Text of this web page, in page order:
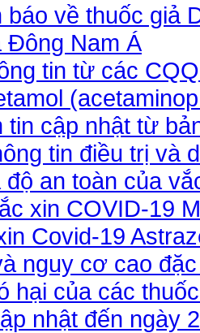
báo về thuốc giả
Đông Nam Á
tin từ các
tin cập nhật từ
tin điều trị và
độ an toàn của
xin COVID-19
Covid-19
nguy cơ cao
hại của các
nhật đến ngày